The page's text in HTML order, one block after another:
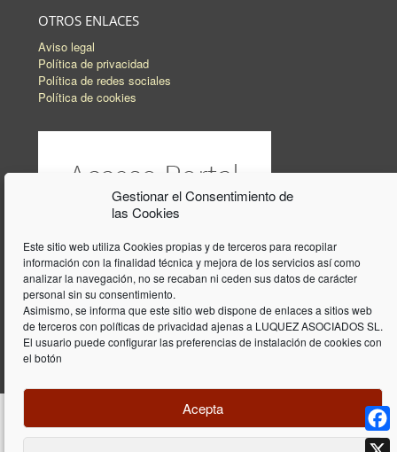
Gestionar el Consentimiento de
las Cookies
Este sitio web utiliza Cookies propias y de terceros para recopilar
información con la finalidad técnica y mejora de los servicios así como
analizar la navegación, no se recaban ni ceden sus datos de carácter
personal sin su consentimiento.
Asimismo, se informa que este sitio web dispone de enlaces a sitios web
de terceros con políticas de privacidad ajenas a LUQUEZ ASOCIADOS SL.
El usuario puede configurar las preferencias de instalación de cookies con
el botón
Acepta
OTROS ENLACES
Aviso legal
Política de privacidad
Política de redes sociales
Política de cookies